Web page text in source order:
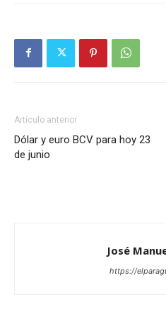
Artículo anterior
Dólar y euro BCV para hoy 23
de junio
José
https://